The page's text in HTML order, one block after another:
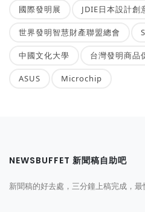
國際發明展 JDIE日本設計創
世界發明智慧財產聯盟總會
中國文化大學 台灣發明商品
ASUS Microchip
NEWSBUFFET 新聞稿自助吧
新聞稿的好去處，三分鐘上稿完成，最